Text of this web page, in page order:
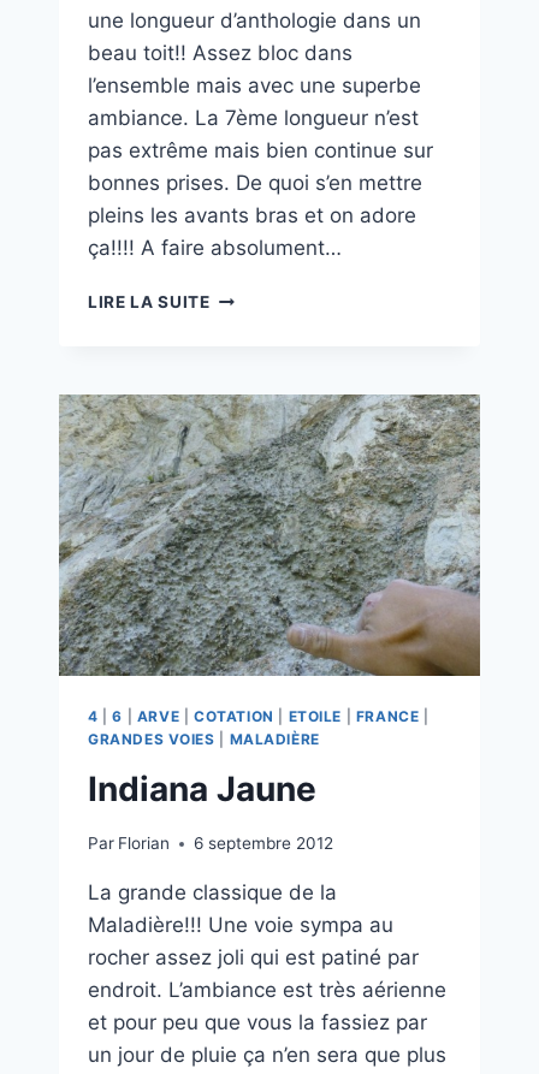
une longueur d’anthologie dans un
beau toit!! Assez bloc dans
l’ensemble mais avec une superbe
ambiance. La 7ème longueur n’est
pas extrême mais bien continue sur
bonnes prises. De quoi s’en mettre
pleins les avants bras et on adore
ça!!!! A faire absolument…
LIRE LA SUITE LE
4 |6 ARVE COTATION ETOILE FRANCE
GRANDES VOIES
MALADIÈRE
Indiana Jaune
Par Florian 6 septembre 2012
La grande classique de la
Maladière!!! Une voie sympa au
rocher assez joli qui est patiné par
endroit. L’ambiance est très aérienne
et pour peu que vous la fassiez par
un jour de pluie ça n’en sera que plus